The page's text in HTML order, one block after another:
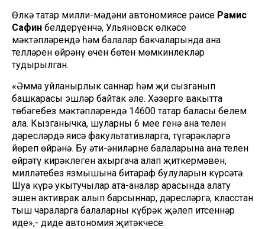
Өлкә татар милли-мәдәни автономиясе рәисе Рамис
Сафин белдерүенчә, Ульяновск өлкәсе
мәктәпләрендә һәм балалар бакчаларында ана
телләрен өйрәнү өчен бөтен мөмкинлекләр
тудырылган.
«Әмма уйланырлык саннар һәм җиң сызганып
башкарасы эшләр байтак әле. Хәзерге вакытта
төбәгебез мәктәпләрендә 14600 татар баласы белем
ала. Кызганычка, шуларның 6 меңе генә ана телен
дәресләрдә яисә факультативларга, түгәрәкләргә
йөреп өйрәнә. Бу әти-әниләрнең балаларына ана телен
өйрәтү кирәклеген ахыргача аңлап җиткермәвен,
милләтебез язмышына битараф булуларын күрсәтә.
Шуңа күрә укытучылар ата-аналар арасында аңлату
эшен активрак алып барсыннар, дәресләргә, класстан
тыш чараларга балаларны күбрәк җәлеп итсеннәр
иде»,- диде автономия җитәкчесе.